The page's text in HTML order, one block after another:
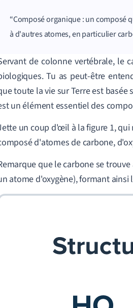
Composé organique : un composé
à d'autres atomes, en particulier
de colonne vertébrale, le
Tu as peut-être
toute la vie sur Terre est
un élément essentiel des
un coup d'œil à la figure 1,
d'atomes de carbone,
que le carbone se
atome d'oxygène), formant ainsi